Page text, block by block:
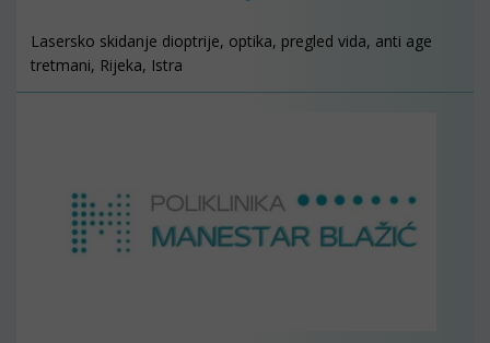
Lasersko skidanje dioptrije, optika, pregled vida, anti age
tretmani, Rijeka, Istra